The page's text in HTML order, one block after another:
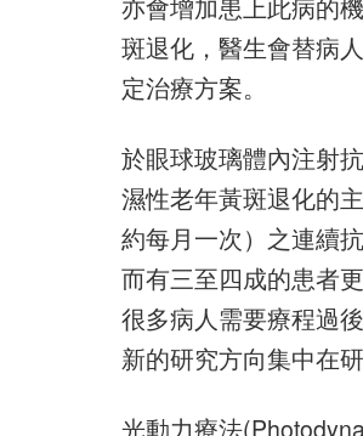
亦會增加患上此病的
斑退化，醫生會替病
定治療方案。
於眼球玻璃體內注射
濕性老年黃斑退化的
約每月一次）之連續
而有三至四成的患者
很多病人需要療程過
新的研究方向集中在